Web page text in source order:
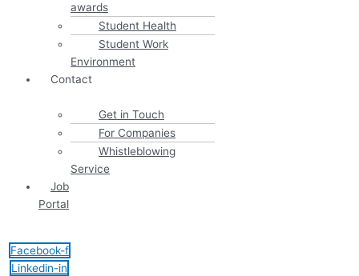
awards
Student Health
Student Work
Environment
Contact
Get in Touch
For Companies
Whistleblowing
Service
Job
Portal
Facebook-f
Linkedin-in